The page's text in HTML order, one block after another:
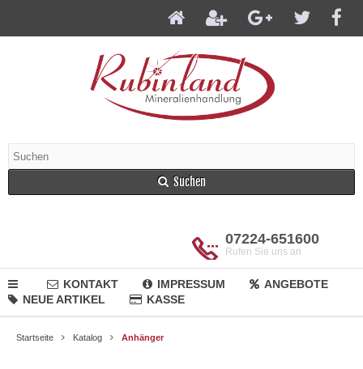
Suchen
07224-651600
Rufen Sie uns an
KONTAKT IMPRESSUM
ANGEBOTE
NEUE ARTIKEL
KASSE
Startseite Katalog Anhänger